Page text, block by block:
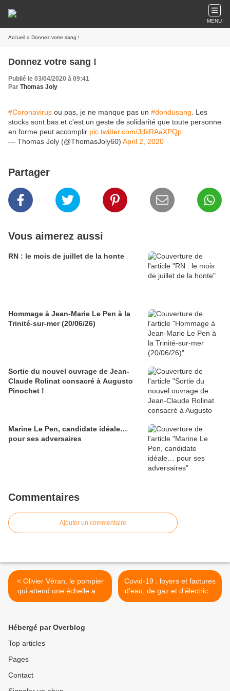
MENU
Accueil » Donnez votre sang !
Donnez votre sang !
Publié le 03/04/2020 à 09:41
Par Thomas Joly
#Coronavirus ou pas, je ne manque pas un #dondusang . Les
stocks sont bas et c'est un geste de solidarité que toute personne
en forme peut accomplir pic.twitter.com/JdkRAaXPQp
— Thomas Joly (@ThomasJoly60) April 2, 2020
Partager
Vous aimerez aussi
RN : le mois de juillet de la honte
Hommage à Jean-Marie Le Pen à la
Trinité-sur-mer (20/06/26)
Sortie du nouvel ouvrage de Jean-
Claude Rolinat consacré à Augusto
Pinochet !
Marine Le Pen, candidate idéale…
pour ses adversaires
Commentaires
Ajouter un commentaire
< Olivier Véran, le pompier
qui attend une échelle aux
normes devant l'incendie
Covid-19 : loyers et factures
d’eau, de gaz et d’électricité
suspendus : oui, mais pour
Hébergé par Overblog
Top articles
Pages
Contact